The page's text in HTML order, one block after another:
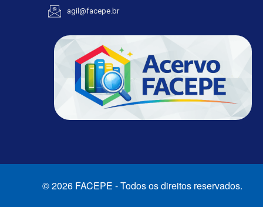
agil@facepe.br
© 2026 FACEPE - Todos os direitos reservados.